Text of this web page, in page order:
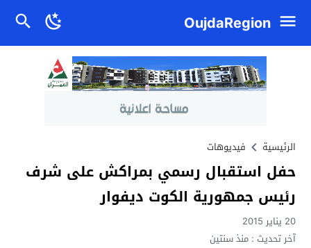
OujdaRegion
الرئيسية فيديوهات
حفل استقبال رسمي بمراكش على شرف
رئيس جمهورية الكوت ديفوار
20 يناير 2015
آخر تحديث :منذ سنتين